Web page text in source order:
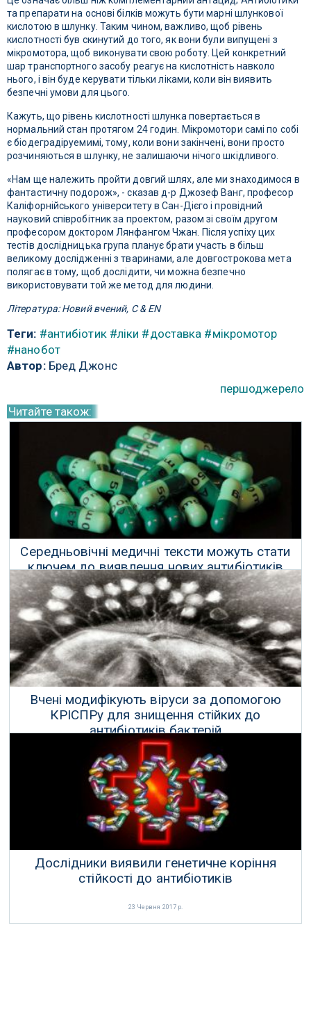
та препарати на основі білків можуть бути марні шлункової
кислотою в шлунку. Таким чином, важливо, щоб рівень
кислотності був скинутий до того, як вони були випущені з
мікромотора, щоб виконувати свою роботу. Цей конкретний
шар транспортного засобу реагує на кислотність навколо
нього, і він буде керувати тільки ліками, коли він виявить
безпечні умови для цього.
Кажуть, що рівень кислотності шлунка повертається в
нормальний стан протягом 24 годин. Мікромотори самі по собі
є біодеградіруемимі, тому, коли вони закінчені, вони просто
розчиняються в шлунку, не залишаючи нічого шкідливого.
«Нам ще належить пройти довгий шлях, але ми знаходимося в
фантастичну подорож», - сказав д-р Джозеф Ванг, професор
Каліфорнійського університету в Сан-Дієго і провідний
науковий співробітник за проектом, разом зі своїм другом
професором доктором Лянфангом Чжан. Після успіху цих
тестів дослідницька група планує брати участь в більш
великому дослідженні з тваринами, але довгострокова мета
полягає в тому, щоб дослідити, чи можна безпечно
використовувати той же метод для людини.
Література: Новий вчений, C & EN
Теги: #антибіотик #ліки #доставка #мікромотор
#нанобот
Автор:Бред Джонс
першоджерело
Читайте також:
Середньовічні медичні тексти можуть стати
ключем до виявлення нових антибіотиків
25 Травня 2017 р.
Вчені модифікують віруси за допомогою
КРІСПРу для знищення стійких до
антибіотиків бактерій
27 Червня 2017 р.
Дослідники виявили генетичне коріння
стійкості до антибіотиків
23 Червня 2017 р.